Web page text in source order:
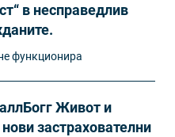
в несправедлив
функционира
Живот и
застрахователни